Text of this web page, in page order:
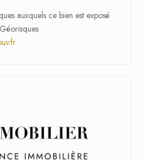
auxquels ce bien est exposé